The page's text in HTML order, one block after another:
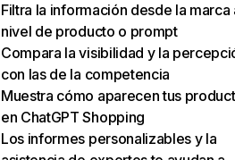
Filtra la información desde la marca
nivel de producto o prompt
Compara la visibilidad y la
con las de la competencia
Muestra cómo aparecen tus
en ChatGPT Shopping
Los informes personalizables y la